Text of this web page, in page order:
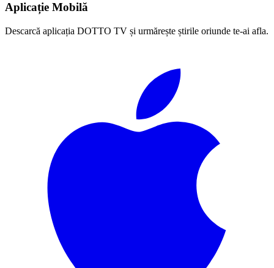
Aplicație Mobilă
Descarcă aplicația DOTTO TV și urmărește știrile oriunde te-ai afla.